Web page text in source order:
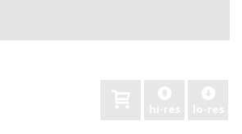
hi-res lo-res